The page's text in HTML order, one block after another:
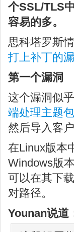
个SSL/TLS
容易的多。
思科塔罗斯
打上补丁的
第一个漏洞
这个漏洞似
端处理主题包
然后导入客户
在Linux版本
Windows版
可以在其下
对路径。
Younan说道